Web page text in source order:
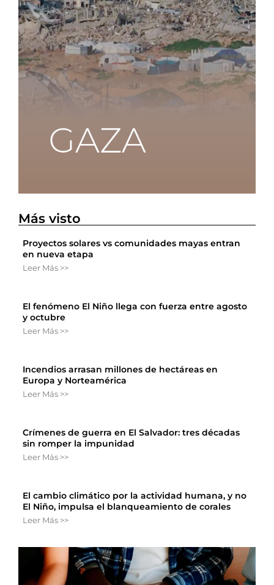
Más visto
Proyectos solares vs comunidades mayas entran
en nueva etapa
Leer Más >>
El fenómeno El Niño llega con fuerza entre agosto
y octubre
Leer Más >>
Incendios arrasan millones de hectáreas en
Europa y Norteamérica
Leer Más >>
Crímenes de guerra en El Salvador: tres décadas
sin romper la impunidad
Leer Más >>
El cambio climático por la actividad humana, y no
El Niño, impulsa el blanqueamiento de corales
Leer Más >>